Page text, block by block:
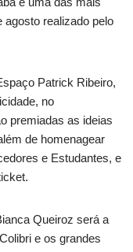
agosto realizado pelo
Patrick Ribeiro,
no
premiadas as ideias
de homenagear
e Estudantes, e
Queiroz será a
e os grandes